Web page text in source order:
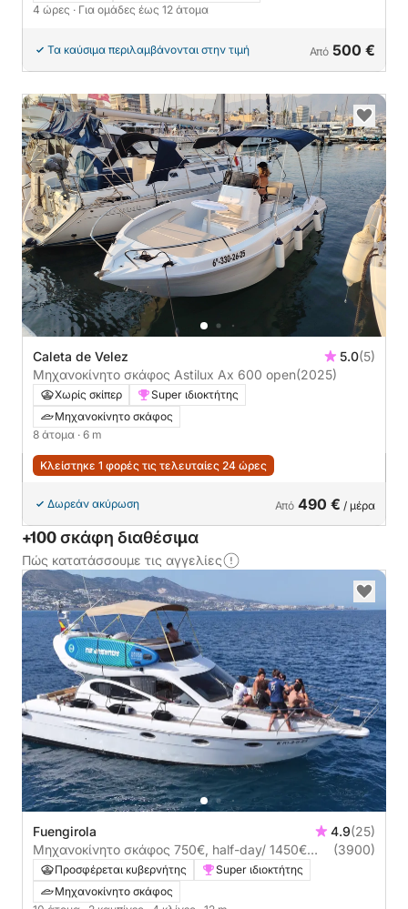
4 ώρες · Για ομάδες έως 12 άτομα
Τα καύσιμα περιλαμβάνονται στην τιμή Από 500 €
Caleta de Velez 5.0(5)
Μηχανοκίνητο σκάφος Astilux Ax 600 open(2025)
Χωρίς σκίπερ
Super ιδιοκτήτης
Μηχανοκίνητο σκάφος
8 άτομα · 6 m
Κλείστηκε 1 φορές τις τελευταίες 24 ώρες
Δωρεάν ακύρωση Από 490 € / μέρα
+100 σκάφη διαθέσιμα
Πώς κατατάσσουμε τις αγγελίες
Fuengirola 4.9(25)
Μηχανοκίνητο σκάφος 750€, half-day/ 1450€
Full-day, Doqueve 750ch
(3900)
Προσφέρεται κυβερνήτης
Super ιδιοκτήτης
Μηχανοκίνητο σκάφος